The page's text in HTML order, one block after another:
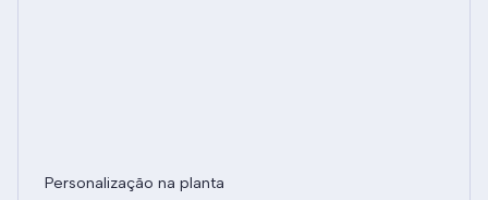
Personalização na planta